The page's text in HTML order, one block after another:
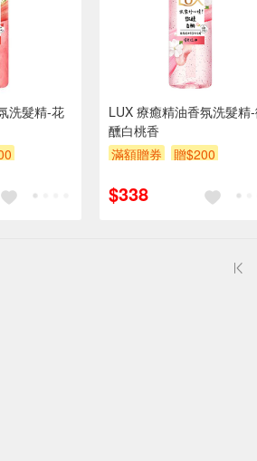
洗髮精-花
LUX 療癒精油香氛洗髮精
醺白桃香
滿額贈券
贈$200
$338